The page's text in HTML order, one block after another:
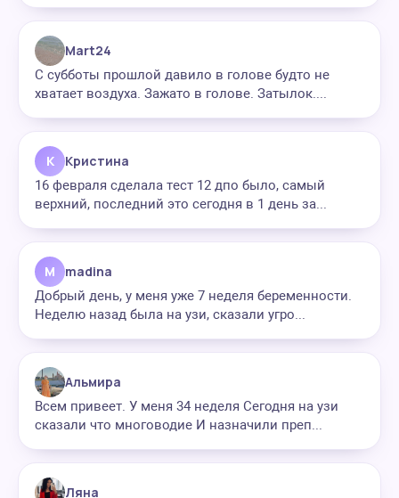
Mart24
С субботы прошлой давило в голове будто не
хватает воздуха. Зажато в голове. Затылок....
К Кристина
16 февраля сделала тест 12 дпо было, самый
верхний, последний это сегодня в 1 день за...
M madina
Добрый день, у меня уже 7 неделя беременности.
Неделю назад была на узи, сказали угро...
Альмира
Всем привеет. У меня 34 неделя Сегодня на узи
сказали что многоводие И назначили преп...
Ляна